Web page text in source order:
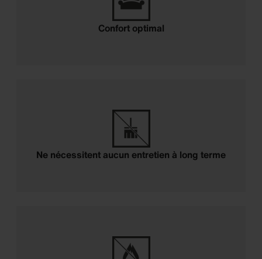
Confort optimal
Ne nécessitent aucun entretien à long terme